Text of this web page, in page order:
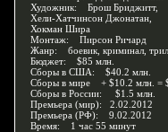
Художник: Брош Бриджитт,
Хели-Хатчинсон Джонатан,
Хокман Шира
Монтаж: Пирсон Ричард
Жанр: боевик, криминал,
Бюджет: $85 млн.
Сборы в США: $40.2 млн.
Сборы в мире + $10.2 млн. =
Сборы в России: $1.5 млн.
Премьера (мир): 2.02.2012
Премьера (РФ): 9.02.2012
Время: 1 час 55 минут